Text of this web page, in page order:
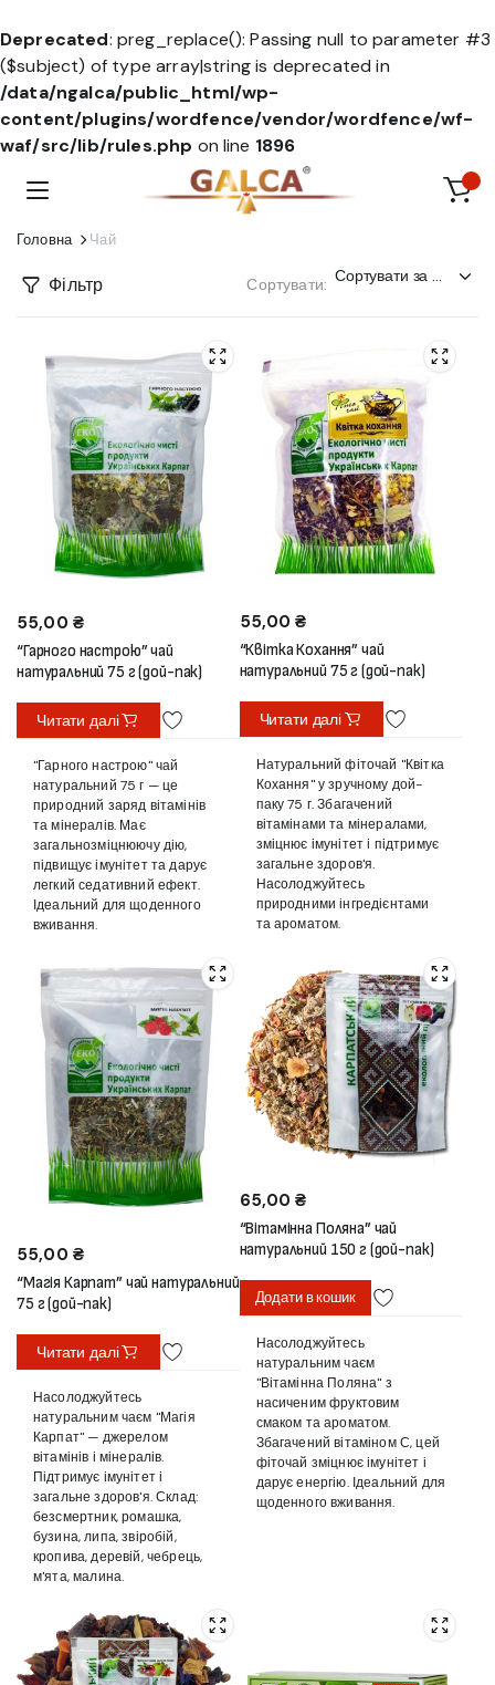
Deprecated: preg_replace(): Passing null to parameter #3
($subject) of type array|string is deprecated in
/data/ngalca/public_html/wp-
content/plugins/wordfence/vendor/wordfence/wf-
waf/src/lib/rules.php on line 1896
Головна Чай
Фільтр Сортувати:
55,00 ₴
“Гарного настрою” чай
натуральний 75 г (дой-пак)
Читати далі
"Гарного настрою" чай
натуральний 75 г — це
природний заряд вітамінів
та мінералів. Має
загальнозміцнюючу дію,
підвищує імунітет та дарує
легкий седативний ефект.
Ідеальний для щоденного
вживання.
55,00₴
“Квітка Кохання” чай
натуральний 75 г (дой-пак)
Читати далі
Натуральний фіточай "Квітка
Кохання" у зручному дой-
паку 75 г. Збагачений
вітамінами та мінералами,
зміцнює імунітет і підтримує
загальне здоров'я.
Насолоджуйтесь
природними інгредієнтами
та ароматом.
55,00 ₴
“Магія Карпат” чай натуральний
75 г (дой-пак)
Читати далі
Насолоджуйтесь
натуральним чаєм "Магія
Карпат" — джерелом
вітамінів і мінералів.
Підтримує імунітет і
загальне здоров'я. Склад:
безсмертник, ромашка,
бузина, липа, звіробій,
кропива, деревій, чебрець,
м'ята, малина.
65,00₴
“Вітамінна Поляна” чай
натуральний 150 г (дой-пак)
Додати в кошик
Насолоджуйтесь
натуральним чаєм
"Вітамінна Поляна" з
насиченим фруктовим
смаком та ароматом.
Збагачений вітаміном С, цей
фіточай зміцнює імунітет і
дарує енергію. Ідеальний для
щоденного вживання.